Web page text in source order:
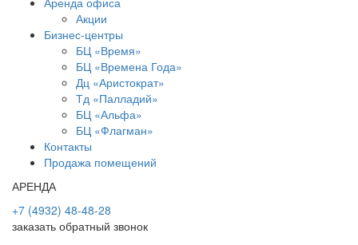
Акции
Бизнес-центры
БЦ «Время»
БЦ «Времена Года»
Дц «Аристократ»
Тд «Палладий»
БЦ «Альфа»
БЦ «Флагман»
Контакты
Продажа помещений
АРЕНДА
+7 (4932) 48-48-28
заказать обратный звонок